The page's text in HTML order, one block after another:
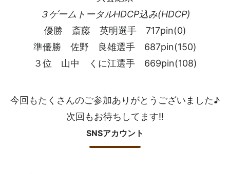
３ゲームトータルHDCP込み(HDCP)
優勝 斎藤 英明選手 717pin(0)
準優勝 佐野 良雄選手 687pin(150)
３位 山中 くに江選手 669pin(108)
今回もたくさんのご参加ありがとうございました♪
次回もお待ちしてます!!
SNSアカウント